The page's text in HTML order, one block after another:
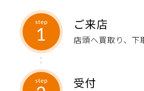
ご来店
店頭へ買取り、下
受付